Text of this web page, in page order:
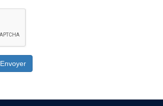
Envoyer